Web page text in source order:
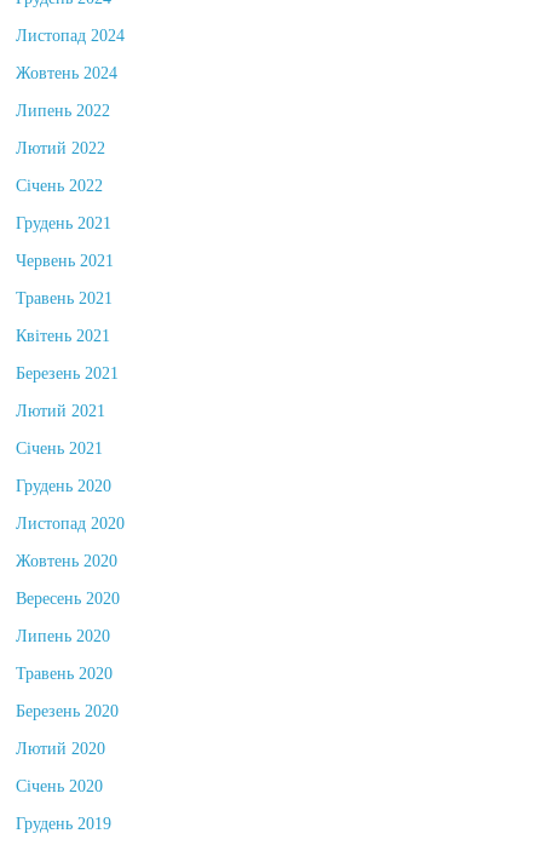
Грудень 2024
Листопад 2024
Жовтень 2024
Липень 2022
Лютий 2022
Січень 2022
Грудень 2021
Червень 2021
Травень 2021
Квітень 2021
Березень 2021
Лютий 2021
Січень 2021
Грудень 2020
Листопад 2020
Жовтень 2020
Вересень 2020
Липень 2020
Травень 2020
Березень 2020
Лютий 2020
Січень 2020
Грудень 2019